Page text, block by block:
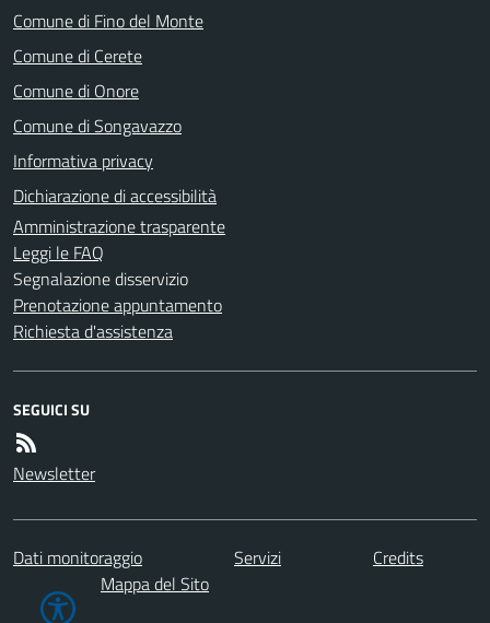
Comune di Fino del Monte
Comune di Cerete
Comune di Onore
Comune di Songavazzo
Informativa privacy
Dichiarazione di accessibilità
Amministrazione trasparente
Leggi le FAQ
Segnalazione disservizio
Prenotazione appuntamento
Richiesta d'assistenza
SEGUICI SU
Newsletter
Dati monitoraggio Servizi
Credits
Mappa del Sito